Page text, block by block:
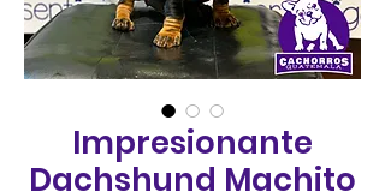
Impresionante
Dachshund Machito